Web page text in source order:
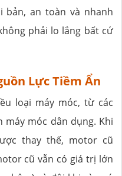
bản, an toàn và nhanh
phải lo lắng bất cứ
Lực Tiềm Ẩn
loại máy móc, từ các
móc dân dụng. Khi
thay thế, motor cũ
cũ vẫn có giá trị lớn